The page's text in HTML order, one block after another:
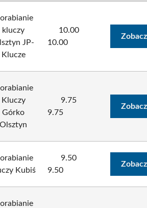
kluczy
JP-
Klucze
10.00
10.00
Kluczy
Górko
Olsztyn
9.75
9.75
Kubiś
9.50
9.50